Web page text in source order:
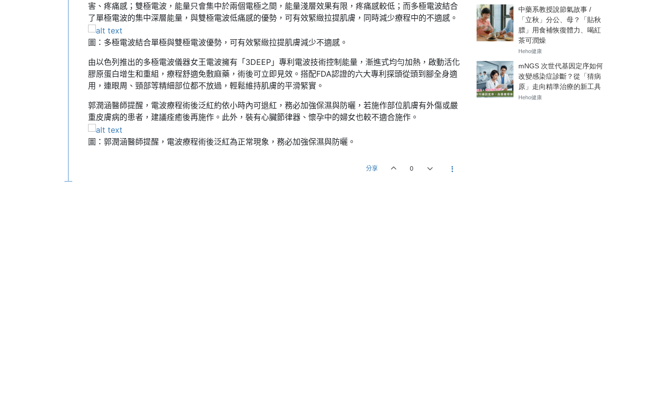
害、疼痛感；雙極電波，能量只會集中於兩個電極之間，能量淺層效果有限，疼痛感較低；而多極電波結合
了單極電波的集中深層能量，與雙極電波低痛感的優勢，可有效緊緻拉提肌膚，同時減少療程中的不適感。
圖：多極電波結合單極與雙極電波優勢，可有效緊緻拉提肌膚減少不適感。
由以色列推出的多極電波儀器女王電波擁有「3DEEP」專利電波技術控制能量，漸進式均勻加熱，啟動活化
膠原蛋白增生和重組，療程舒適免敷麻藥，術後可立即見效。搭配FDA認證的六大專利探頭從頭到腳全身適
用，連眼周、頸部等精細部位都不放過，輕鬆維持肌膚的平滑緊實。
郭潤涵醫師提醒，電波療程術後泛紅約依小時內可退紅，務必加強保濕與防曬，若施作部位肌膚有外傷或嚴
重皮膚病的患者，建議痊癒後再施作。此外，裝有心臟節律器、懷孕中的婦女也較不適合施作。
圖：郭潤涵醫師提醒，電波療程術後泛紅為正常現象，務必加強保濕與防曬。
分享 0